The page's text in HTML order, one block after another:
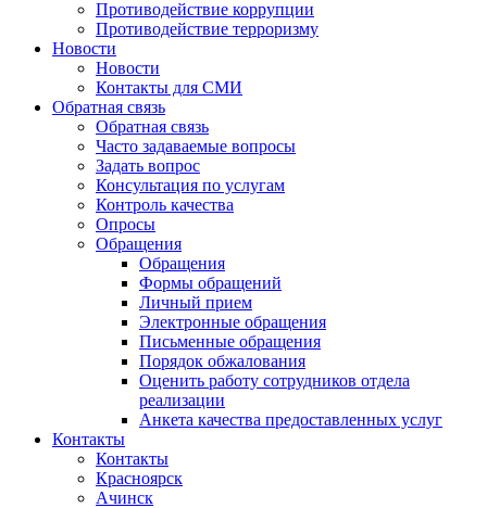
Противодействие коррупции
Противодействие терроризму
Новости
Новости
Контакты для СМИ
Обратная связь
Обратная связь
Часто задаваемые вопросы
Задать вопрос
Консультация по услугам
Контроль качества
Опросы
Обращения
Обращения
Формы обращений
Личный прием
Электронные обращения
Письменные обращения
Порядок обжалования
Оценить работу сотрудников отдела
реализации
Анкета качества предоставленных услуг
Контакты
Контакты
Красноярск
Ачинск